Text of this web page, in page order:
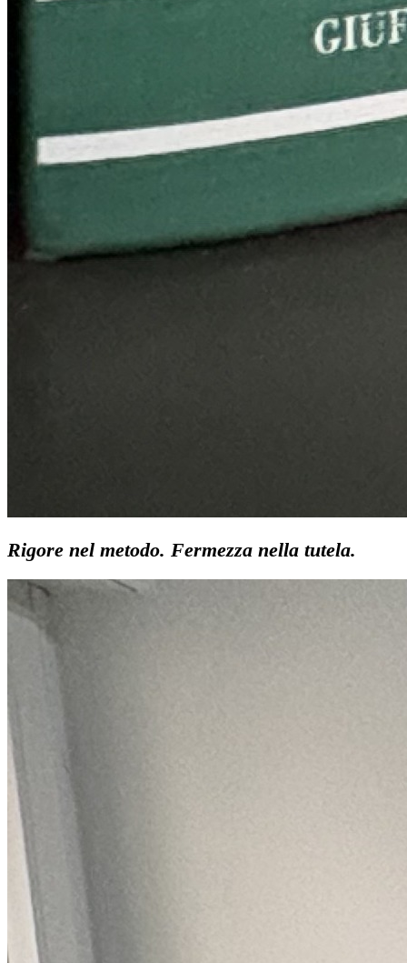
Rigore nel metodo. Fermezza nella tutela.